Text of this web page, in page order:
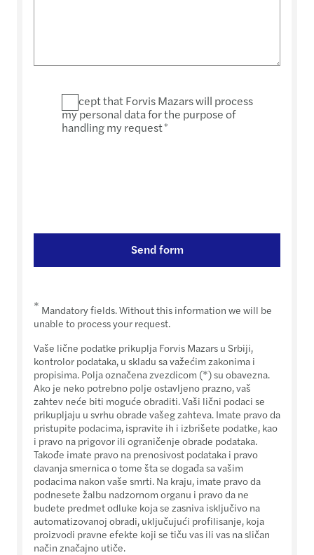
I accept that Forvis Mazars will process
my personal data for the purpose of
handling my request*
Send form
* Mandatory fields. Without this information we will be
unable to process your request.
Vaše lične podatke prikuplja Forvis Mazars u Srbiji,
kontrolor podataka, u skladu sa važećim zakonima i
propisima. Polja označena zvezdicom (*) su obavezna.
Ako je neko potrebno polje ostavljeno prazno, vaš
zahtev neće biti moguće obraditi. Vaši lični podaci se
prikupljaju u svrhu obrade vašeg zahteva. Imate pravo da
pristupite podacima, ispravite ih i izbrišete podatke, kao
i pravo na prigovor ili ograničenje obrade podataka.
Takođe imate pravo na prenosivost podataka i pravo
davanja smernica o tome šta se događa sa vašim
podacima nakon vaše smrti. Na kraju, imate pravo da
podnesete žalbu nadzornom organu i pravo da ne
budete predmet odluke koja se zasniva isključivo na
automatizovanoj obradi, uključujući profilisanje, koja
proizvodi pravne efekte koji se tiču vas ili vas na sličan
način značajno utiče.